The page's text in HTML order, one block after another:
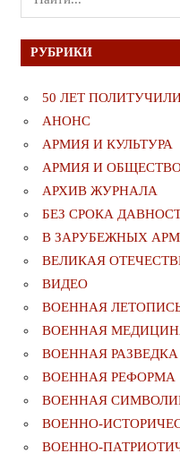
для:
РУБРИКИ
50 ЛЕТ
АНОНС
АРМИЯ И КУЛЬТУРА
АРМИЯ И
АРХИВ ЖУРНАЛА
БЕЗ СРОКА
В ЗАРУБЕЖНЫХ
ВЕЛИКАЯ
ВИДЕО
ВОЕННАЯ
ВОЕННАЯ
ВОЕННАЯ РАЗВЕДКА
ВОЕННАЯ РЕФОРМА
ВОЕННАЯ
ВОЕННО-
ВОЕННО-